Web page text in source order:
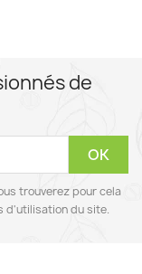
de
trouverez pour cela
d'utilisation du site.